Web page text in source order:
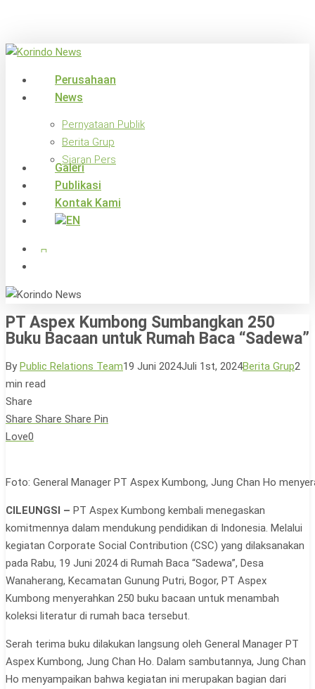
main
search
Menu
Perusahaan
News
Pernyataan Publik
Berita Grup
Siaran Pers
Galeri
Publikasi
Kontak Kami
x-
twitter
facebook
PT Aspex Kumbong Sumbangkan 250
Buku Bacaan untuk Rumah Baca “Sadewa”
By Public Relations Team19 Juni 2024Juli 1st, 2024Berita Grup2
min read
Share
Share Share Share Pin
Love0
Foto: General Manager PT Aspex Kumbong, Jung Chan Ho
CILEUNGSI – PT Aspex Kumbong kembali menegaskan
komitmennya dalam mendukung pendidikan di Indonesia. Melalui
kegiatan Corporate Social Contribution (CSC) yang dilaksanakan
pada Rabu, 19 Juni 2024 di Rumah Baca “Sadewa”, Desa
Wanaherang, Kecamatan Gunung Putri, Bogor, PT Aspex
Kumbong menyerahkan 250 buku bacaan untuk menambah
koleksi literatur di rumah baca tersebut.
Serah terima buku dilakukan langsung oleh General Manager PT
Aspex Kumbong, Jung Chan Ho. Dalam sambutannya, Jung Chan
Ho menyampaikan bahwa kegiatan ini merupakan bagian dari